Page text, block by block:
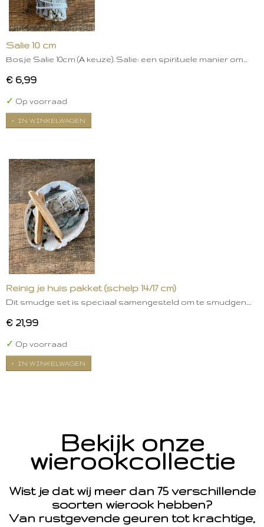
Salie 10 cm
Bosje Salie 10cm (A keuze). Salie: een spirituele manier om…
€ 6,99
✓ Op voorraad
IN WINKELWAGEN
Reinig je huis pakket (schelp 14/17 cm)
Dit smudge set is speciaal samengesteld om te smudgen.…
€ 21,99
✓ Op voorraad
IN WINKELWAGEN
Bekijk onze
wierookcollectie
Wist je dat wij meer dan 75 verschillende
soorten wierook hebben?
Van rustgevende geuren tot krachtige,